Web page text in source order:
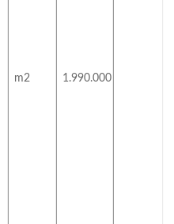
m2 1.990.000